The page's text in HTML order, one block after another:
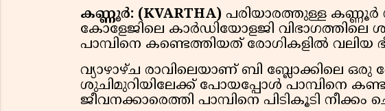
കണ്ണൂർ: (KVARTHA) പരിയാരത്തുള്ള
കോളേജിലെ കാർഡിയോളജി വിഭാഗത്തിലെ
പാമ്പിനെ കണ്ടെത്തിയത് രോഗികളിൽ വലിയ
വ്യാഴാഴ്ച രാവിലെയാണ് ബി ബ്ലോക്കിലെ ഒരു
ശുചിമുറിയിലേക്ക് പോയപ്പോൾ പാമ്പിനെ
ജീവനക്കാരെത്തി പാമ്പിനെ പിടികൂടി നീക്കം